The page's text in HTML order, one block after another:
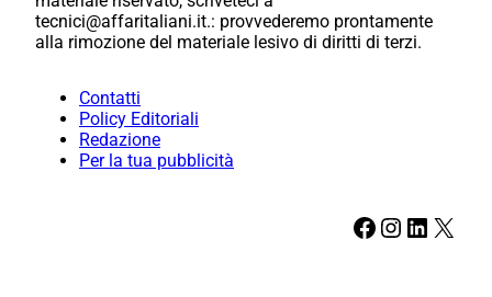
tecnici@affaritaliani.it.: provvederemo prontamente
alla rimozione del materiale lesivo di diritti di terzi.
Contatti
Policy Editoriali
Redazione
Per la tua pubblicità
Facebook Instagram LinkedIn X